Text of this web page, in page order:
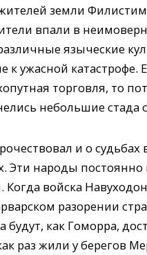
земли
впали в
языческие
к ужасной
торговля, то
небольшие стада
и о
Эти народы постоянно
Когда войска
разорении
как Гоморра,
раз жили у берегов